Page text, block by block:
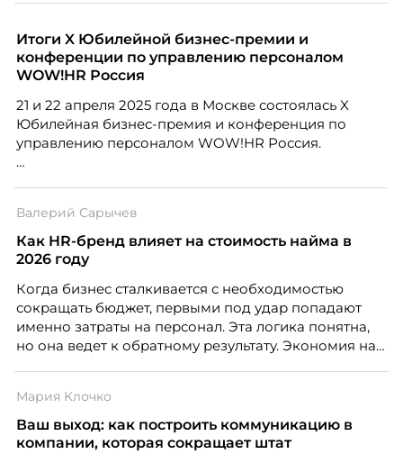
Итоги X Юбилейной бизнес-премии и
конференции по управлению персоналом
WOW!HR Россия
21 и 22 апреля 2025 года в Москве состоялась X
Юбилейная бизнес-премия и конференция по
управлению персоналом WOW!HR Россия.
номинантов и гостей мероприятия.
Валерий Сарычев
Как HR-бренд влияет на стоимость найма в
2026 году
Когда бизнес сталкивается с необходимостью
сокращать бюджет, первыми под удар попадают
именно затраты на персонал. Эта логика понятна,
но она ведет к обратному результату. Экономия на
значит – сокращает доходы бизнеса.
Мария Клочко
Ваш выход: как построить коммуникацию в
компании, которая сокращает штат